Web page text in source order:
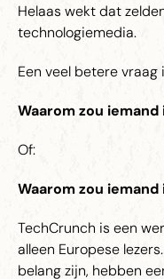
Helaas wekt dat
technologiemedia.
Een veel betere vraag
Waarom zou
Of:
Waarom zou
TechCrunch is een
alleen Europese
belang zijn, hebben